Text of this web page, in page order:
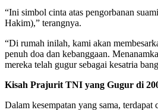
“Ini simbol cinta atas pengorbanan
Hakim),” terangnya.
“Di rumah inilah, kami akan
penuh doa dan kebanggaan.
mereka telah gugur sebagai kesatria
Kisah Prajurit TNI yang Gugur di
Dalam kesempatan yang sama, terdapat